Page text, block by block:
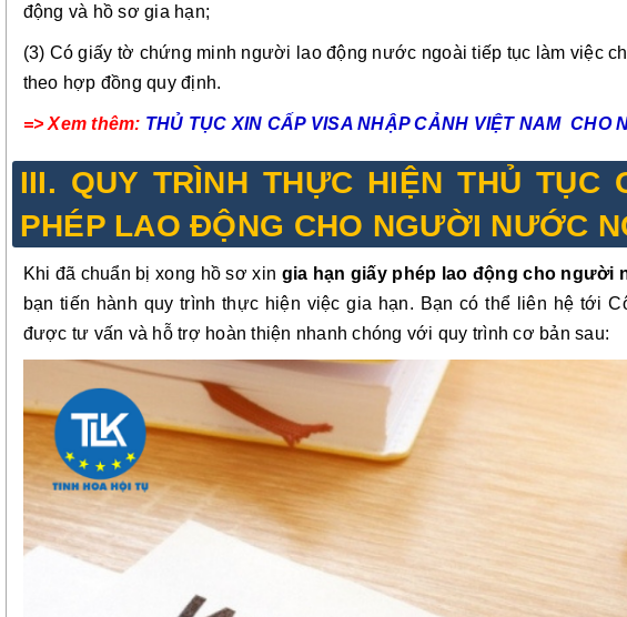
động và hồ sơ gia hạn;
(3) Có giấy tờ chứng minh người lao động nước ngoài tiếp tục làm việc
theo hợp đồng quy định.
=> Xem thêm: THỦ TỤC XIN CẤP VISA NHẬP CẢNH VIỆT NAM CHO
III. QUY TRÌNH THỰC HIỆN THỦ TỤC
PHÉP LAO ĐỘNG CHO NGƯỜI NƯỚC
Khi đã chuẩn bị xong hồ sơ xin gia hạn giấy phép lao động cho người
bạn tiến hành quy trình thực hiện việc gia hạn. Bạn có thể liên hệ tới
được tư vấn và hỗ trợ hoàn thiện nhanh chóng với quy trình cơ bản sau: